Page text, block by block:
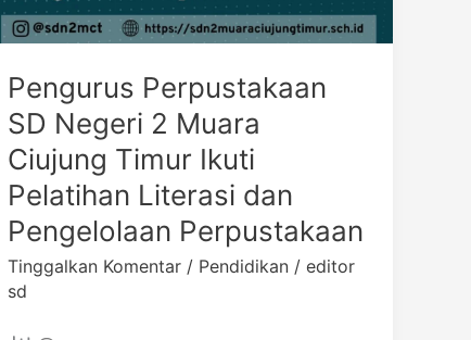
Pengurus Perpustakaan
SD Negeri 2 Muara
Ciujung Timur Ikuti
Pelatihan Literasi dan
Pengelolaan Perpustakaan
Tinggalkan Komentar / Pendidikan /editor
sd
Perpustakaan